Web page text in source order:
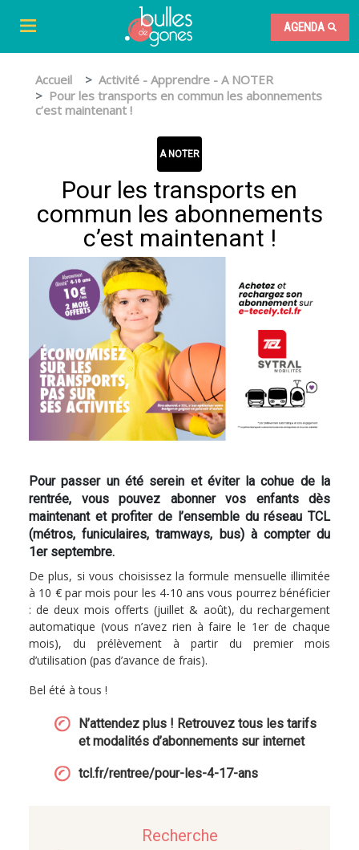
AGENDA
Accueil
Activité - Apprendre - A NOTER
Pour les transports en commun les abonnements
c’est maintenant !
A NOTER
Pour les transports en
commun les abonnements
c’est maintenant !
Pour passer un été serein et éviter la cohue de la
rentrée, vous pouvez abonner vos enfants dès
maintenant et profiter de l’ensemble du réseau TCL
(métros, funiculaires, tramways, bus) à compter du
1er septembre.
De plus, si vous choisissez la formule mensuelle illimitée
à 10 € par mois pour les 4-10 ans vous pourrez bénéficier
: de deux mois offerts (juillet & août), du rechargement
automatique (vous n’avez rien à faire le 1er de chaque
mois), du prélèvement à partir du premier mois
d’utilisation (pas d’avance de frais).
Bel été à tous !
N’attendez plus ! Retrouvez tous les tarifs
et modalités d’abonnements sur internet
tcl.fr/rentree/pour-les-4-17-ans
Recherche